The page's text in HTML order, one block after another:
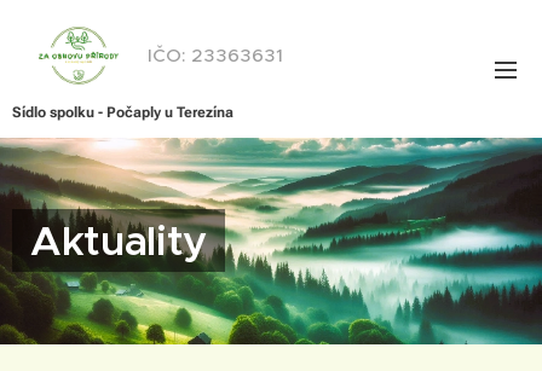
IČO: 23363631
Sídlo spolku - Počaply u Terezína
Aktuality